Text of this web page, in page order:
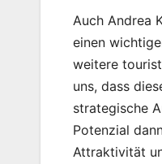
Auch Andrea
einen
weitere
uns, dass
strategische
Potenzial
Attraktivität